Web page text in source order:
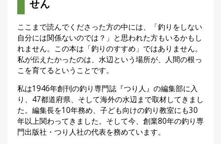
せん
ここまで読んでくださった方の中には、「釣りをしない
自分には関係ないのでは？」と思われた方もいるかもし
れません。この本は「釣りのすすめ」ではありません。
私が伝えたかったのは、水辺という場所が、人間の根っ
こを育てるということです。
私は1946年創刊の釣り専門誌『つり人』の編集部に入
り、47都道府県、そして海外の水辺まで取材してきまし
た。編集長を10年務め、子ども向けの釣り教室にも30
年以上関わってきました。そして今、創業80年の釣り専
門出版社・つり人社の代表を務めています。